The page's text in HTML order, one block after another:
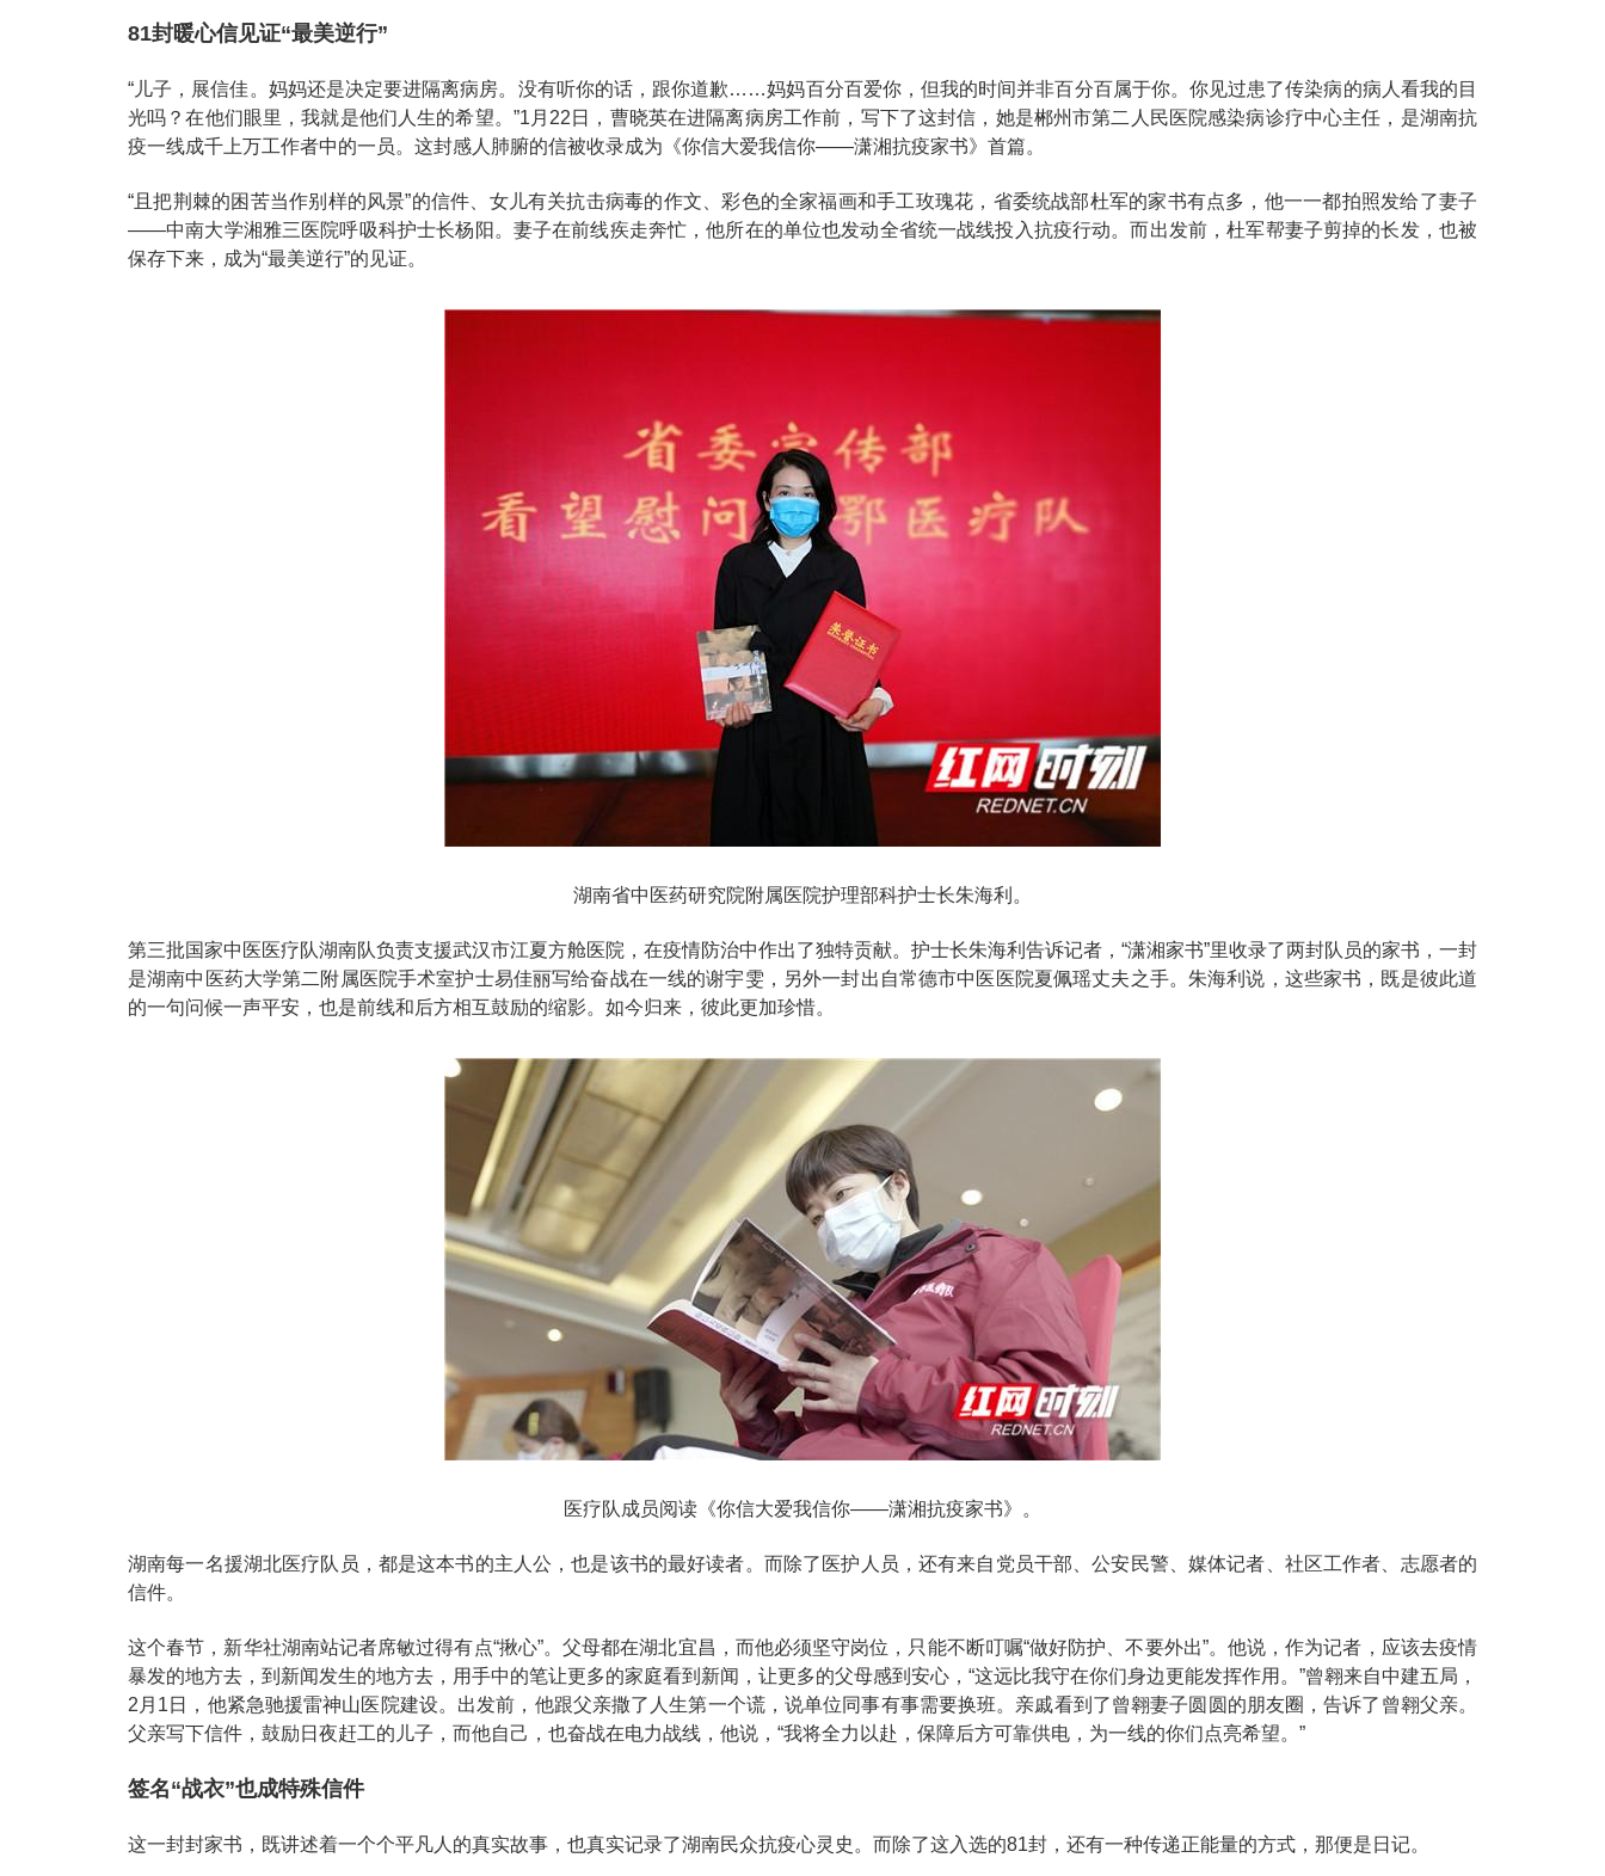
81封暖心信见证“最美逆行”
“儿子，展信佳。妈妈还是决定要进隔离病房。没有听你的话，跟你道歉……妈妈百分百爱你，但我的时间并非百分百属于你。你见过患了传染病的病人看我的目
光吗？在他们眼里，我就是他们人生的希望。”1月22日，曹晓英在进隔离病房工作前，写下了这封信，她是郴州市第二人民医院感染病诊疗中心主任，是湖南抗
疫一线成千上万工作者中的一员。这封感人肺腑的信被收录成为《你信大爱我信你——潇湘抗疫家书》首篇。
“且把荆棘的困苦当作别样的风景”的信件、女儿有关抗击病毒的作文、彩色的全家福画和手工玫瑰花，省委统战部杜军的家书有点多，他一一都拍照发给了妻子
——中南大学湘雅三医院呼吸科护士长杨阳。妻子在前线疾走奔忙，他所在的单位也发动全省统一战线投入抗疫行动。而出发前，杜军帮妻子剪掉的长发，也被
保存下来，成为“最美逆行”的见证。
湖南省中医药研究院附属医院护理部科护士长朱海利。
第三批国家中医医疗队湖南队负责支援武汉市江夏方舱医院，在疫情防治中作出了独特贡献。护士长朱海利告诉记者，“潇湘家书”里收录了两封队员的家书，一封
是湖南中医药大学第二附属医院手术室护士易佳丽写给奋战在一线的谢宇雯，另外一封出自常德市中医医院夏佩瑶丈夫之手。朱海利说，这些家书，既是彼此道
的一句问候一声平安，也是前线和后方相互鼓励的缩影。如今归来，彼此更加珍惜。
医疗队成员阅读《你信大爱我信你——潇湘抗疫家书》。
湖南每一名援湖北医疗队员，都是这本书的主人公，也是该书的最好读者。而除了医护人员，还有来自党员干部、公安民警、媒体记者、社区工作者、志愿者的
信件。
这个春节，新华社湖南站记者席敏过得有点“揪心”。父母都在湖北宜昌，而他必须坚守岗位，只能不断叮嘱“做好防护、不要外出”。他说，作为记者，应该去疫情
暴发的地方去，到新闻发生的地方去，用手中的笔让更多的家庭看到新闻，让更多的父母感到安心，“这远比我守在你们身边更能发挥作用。”曾翱来自中建五局，
2月1日，他紧急驰援雷神山医院建设。出发前，他跟父亲撒了人生第一个谎，说单位同事有事需要换班。亲戚看到了曾翱妻子圆圆的朋友圈，告诉了曾翱父亲。
父亲写下信件，鼓励日夜赶工的儿子，而他自己，也奋战在电力战线，他说，“我将全力以赴，保障后方可靠供电，为一线的你们点亮希望。”
签名“战衣”也成特殊信件
这一封封家书，既讲述着一个个平凡人的真实故事，也真实记录了湖南民众抗疫心灵史。而除了这入选的81封，还有一种传递正能量的方式，那便是日记。